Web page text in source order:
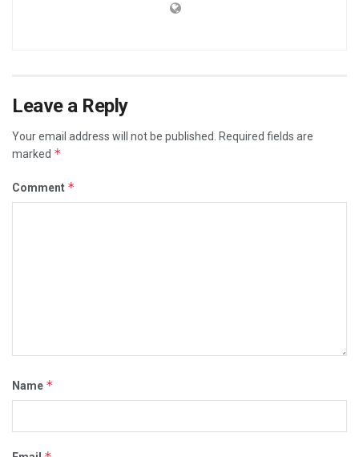
Leave a Reply
Your email address will not be published.
Required fields are
marked *
Comment *
Name *